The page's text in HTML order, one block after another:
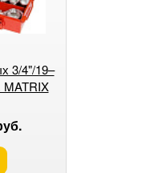
3/4"/19–
MATRIX